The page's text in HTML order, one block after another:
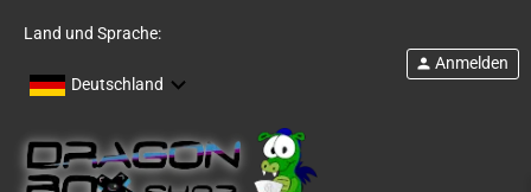
Land und Sprache:
Deutschland
person Anmelden